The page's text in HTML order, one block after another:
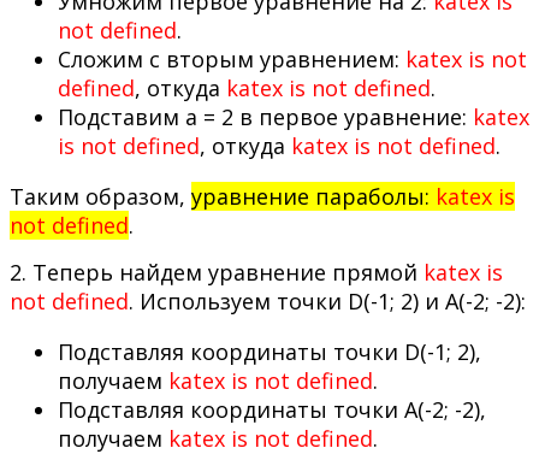
not defined.
Сложим с вторым уравнением: katex is not
defined, откуда katex is not defined.
Подставим a = 2 в первое уравнение: katex
is not defined, откуда katex is not defined.
Таким образом, уравнение параболы: katex is
not defined.
2. Теперь найдем уравнение прямой katex is
not defined. Используем точки D(-1; 2) и A(-2; -2):
Подставляя координаты точки D(-1; 2),
получаем katex is not defined.
Подставляя координаты точки A(-2; -2),
получаем katex is not defined.